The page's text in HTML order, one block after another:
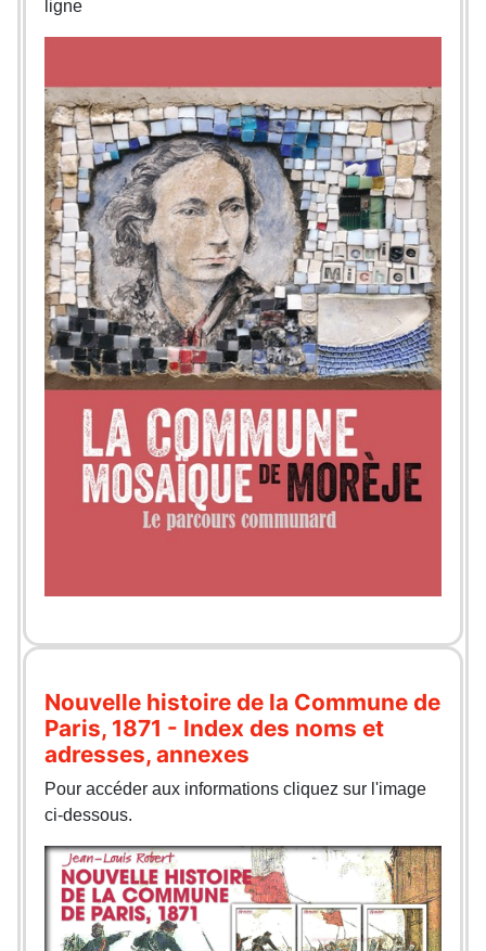
ligne
Nouvelle histoire de la Commune de
Paris, 1871 - Index des noms et
adresses, annexes
Pour accéder aux informations cliquez sur l'image
ci-dessous.